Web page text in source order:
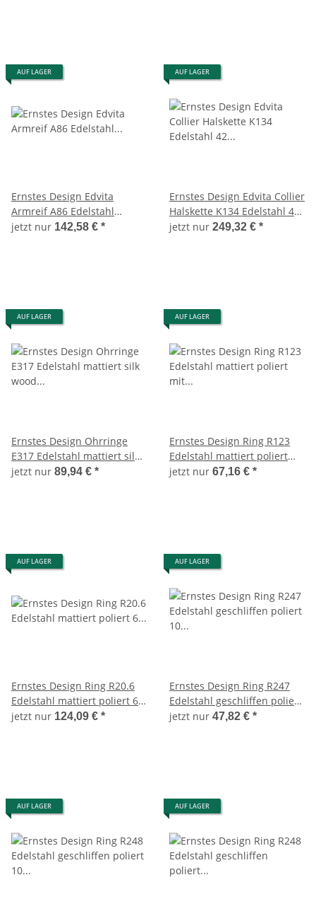
AUF LAGER
Ernstes Design Edvita
Armreif A86 Edelstahl
Königsarmband Armband
jetzt nur 142,58 € *
AUF LAGER
Ernstes Design Edvita Collier
Halskette K134 Edelstahl 42
cm Collier Neu
jetzt nur 249,32 € *
AUF LAGER
Ernstes Design Ohrringe
E317 Edelstahl mattiert silk
wood weiß Neu UVP89,-
jetzt nur 89,94 € *
AUF LAGER
Ernstes Design Ring R123
Edelstahl mattiert poliert
mit Perle Weite 59 Zuchtperl
jetzt nur 67,16 € *
AUF LAGER
Ernstes Design Ring R20.6
Edelstahl mattiert poliert 6
mm Weite 56 Neu Top
jetzt nur 124,09 € *
AUF LAGER
Ernstes Design Ring R247
Edelstahl geschliffen poliert
10 mm Weite 53 Neu
jetzt nur 47,82 € *
AUF LAGER AUF LAGER